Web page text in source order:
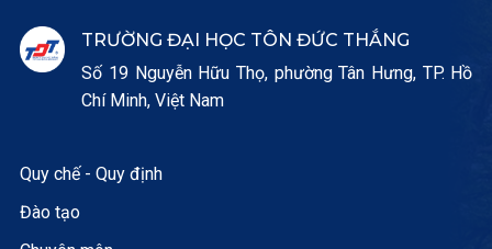
TRƯỜNG ĐẠI HỌC TÔN ĐỨC THẮNG
Số 19 Nguyễn Hữu Thọ, phường Tân Hưng, TP. Hồ
Chí Minh, Việt Nam
Quy chế - Quy định
Đào tạo